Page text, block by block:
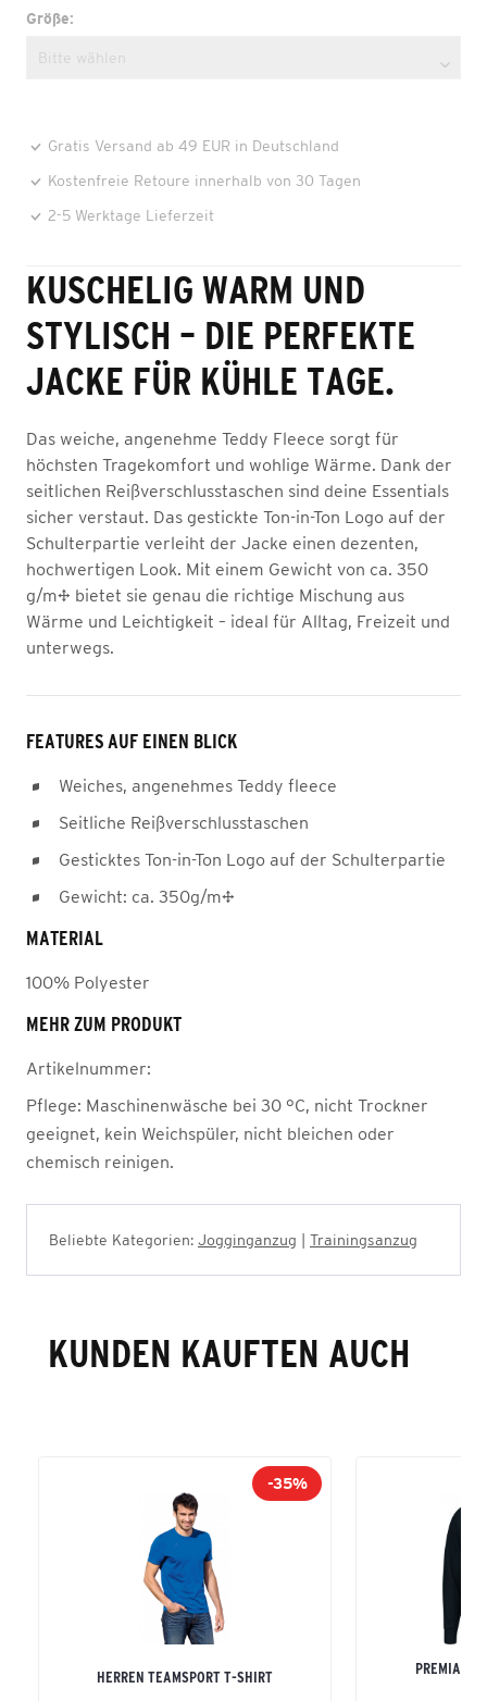
Größe:
Gratis Versand ab 49 EUR in Deutschland
Kostenfreie Retoure innerhalb von 30 Tagen
2-5 Werktage Lieferzeit
KUSCHELIG WARM UND
STYLISCH – DIE PERFEKTE
JACKE FÜR KÜHLE TAGE.
Das weiche, angenehme Teddy Fleece sorgt für
höchsten Tragekomfort und wohlige Wärme. Dank der
seitlichen Reißverschlusstaschen sind deine Essentials
sicher verstaut. Das gestickte Ton-in-Ton Logo auf der
Schulterpartie verleiht der Jacke einen dezenten,
hochwertigen Look. Mit einem Gewicht von ca. 350
g/m² bietet sie genau die richtige Mischung aus
Wärme und Leichtigkeit – ideal für Alltag, Freizeit und
unterwegs.
FEATURES AUF EINEN BLICK
Weiches, angenehmes Teddy fleece
Seitliche Reißverschlusstaschen
Gesticktes Ton-in-Ton Logo auf der Schulterpartie
Gewicht: ca. 350g/m²
MATERIAL
100% Polyester
MEHR ZUM PRODUKT
Artikelnummer:
Pflege: Maschinenwäsche bei 30 °C, nicht Trockner
geeignet, kein Weichspüler, nicht bleichen oder
chemisch reinigen.
Beliebte Kategorien: Jogginganzug Trainingsanzug
KUNDEN KAUFTEN AUCH
-35%
HERREN TEAMSPORT T-SHIRT
PREMIA